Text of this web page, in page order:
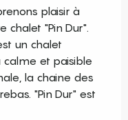
plaisir à
chalet "Pin Dur".
un chalet
calme et paisible
la chaine des
"Pin Dur" est